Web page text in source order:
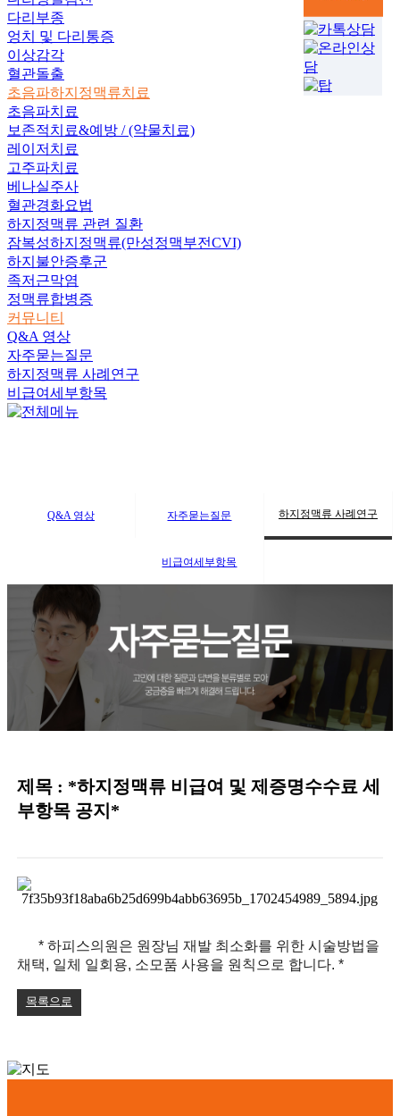
다리부종
엉치 및 다리통증
이상감각
혈관돌출
초음파하지정맥류치료
초음파치료
보존적치료&예방 / (약물치료)
레이저치료
고주파치료
베나실주사
혈관경화요법
하지정맥류 관련 질환
잠복성하지정맥류(만성정맥부전CVI)
하지불안증후군
족저근막염
정맥류합병증
커뮤니티
Q&A 영상
자주묻는질문
하지정맥류 사례연구
비급여세부항목
Q&A 영상 자주묻는질문 하지정맥류 사례연구
비급여세부항목
제목 : *하지정맥류 비급여 및 제증명수수료 세
부항목 공지*
* 하피스의원은 원장님 재 발 최소화를 위한 시술방법을
채택, 일체 일회용, 소모품 사용을 원칙으로 합니다. *
목록으로